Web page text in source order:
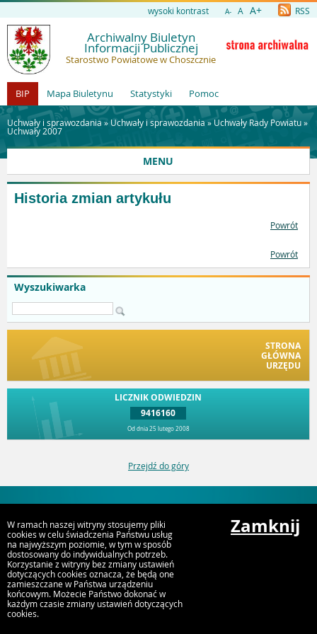
wysoki kontrast A- A A+ RSS
Archiwalny Biuletyn
Informacji Publicznej
Starostwo Powiatowe w Choszcznie
BIP Mapa Biuletynu Statystyki Pomoc
Uchwały i sprawozdania » Uchwały i sprawozdania »Uchwały Rady Powiatu»
Uchwały 2007
MENU
Wyszukiwarka
STRONA
GŁÓWNA
URZĘDU
LICZNIK ODWIEDZIN
9416160
Od dnia 25 lutego 2008
Historia zmian artykułu
Powrót
Powrót
Przejdź do góry
e-mail: starosta@powiatchoszczno.pl Tel.: 095 748 89 31 NIP 594-14-26-515
W ramach naszej witryny stosujemy pliki
cookies w celu świadczenia Państwu usług
na najwyższym poziomie, w tym w sposób
dostosowany do indywidualnych potrzeb.
Korzystanie z witryny bez zmiany ustawień
dotyczących cookies oznacza, że będą one
zamieszczane w Państwa urządzeniu
końcowym. Możecie Państwo dokonać w
każdym czasie zmiany ustawień dotyczących
cookies.
Zamknij